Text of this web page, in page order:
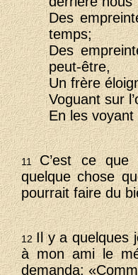
Des
temps;
Des
peut-être,
Un frère
Voguant sur
En les
11C’est ce que
quelque chose
pourrait faire du
12Il y a quelques
à mon ami le
demanda: